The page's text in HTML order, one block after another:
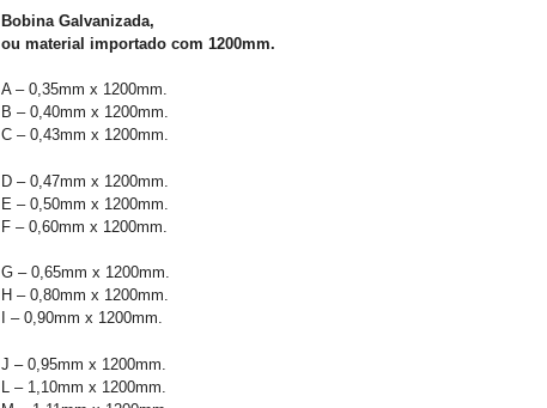
Bobina Galvanizada,
ou material importado com 1200mm.
A – 0,35mm x 1200mm.
B – 0,40mm x 1200mm.
C – 0,43mm x 1200mm.
D – 0,47mm x 1200mm.
E – 0,50mm x 1200mm.
F – 0,60mm x 1200mm.
G – 0,65mm x 1200mm.
H – 0,80mm x 1200mm.
I – 0,90mm x 1200mm.
J – 0,95mm x 1200mm.
L – 1,10mm x 1200mm.